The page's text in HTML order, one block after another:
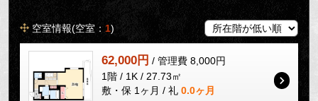
空室情報(空室：1)
62,000円 / 管理費 8,000円
1階 / 1K / 27.73㎡
敷・保 1ヶ月 / 礼 0.0ヶ月